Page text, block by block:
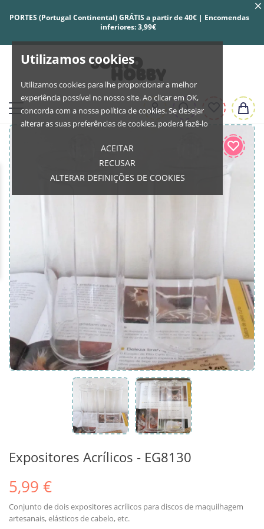
Utilizamos cookies
Utilizamos cookies para lhe proporcionar a melhor
experiência possível no nosso site. Ao clicar em OK,
concorda com a nossa política de cookies. Se desejar
alterar as suas preferências de cookies, poderá fazê-lo
ACEITAR
RECUSAR
ALTERAR DEFINIÇÕES DE COOKIES
PORTES (Portugal Continental) GRÁTIS a partir de 40€ | Encomendas
inferiores: 3,99€
Expositores Acrílicos - EG8130
5,99 €
Conjunto de dois expositores acrílicos para discos de maquilhagem
artesanais, elásticos de cabelo, etc.